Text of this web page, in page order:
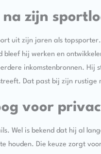
na zijn
uit zijn jaren als
hij werken en
inkomstenbronnen. Hij
Dat past bij zijn rustige
voor
Wel is bekend dat hij al
houden. Die keuze zorgt